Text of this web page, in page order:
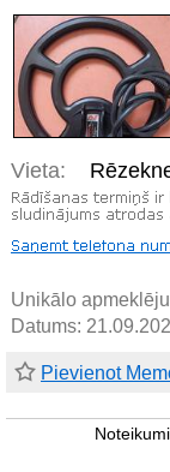
Vieta:
Unikālo
Datums:
Pievienot
Noteikumi